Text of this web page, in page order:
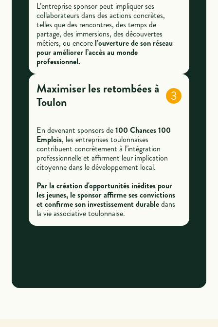
L’entreprise sponsor peut impliquer ses
collaborateurs dans des actions concrètes,
telles que des rencontres, des temps de
partage, des immersions, des découvertes
métiers, ou encore l’ouverture de son réseau
pour améliorer l’accès au monde
professionnel.
Maximiser les retombées à
Toulon
3
En devenant sponsors de100 Chances 100
Emplois, les entreprises toulonnaises
contribuent concrètement à l’intégration
professionnelle et affirment leur implication
citoyenne dans le développement local.
Par la création d'opportunités inédites pour
les jeunes, le sponsor affirme ses convictions
et confirme son investissement durabledans
la vie associative toulonnaise.